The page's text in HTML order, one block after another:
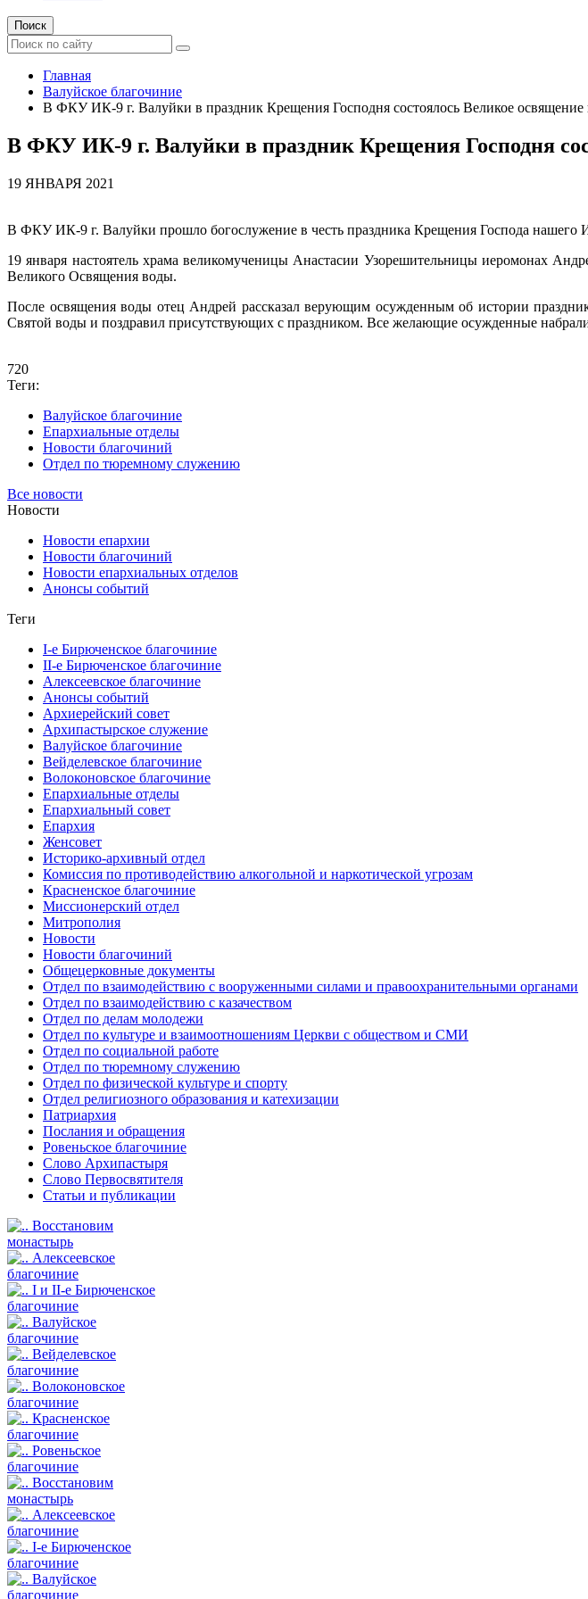
Поиск
Главная
Валуйское благочиние
В ФКУ ИК-9 г. Валуйки в праздник Крещения Господня состоялось Великое освящение
В ФКУ ИК-9 г. Валуйки в праздник Крещения Господня
19 ЯНВАРЯ 2021
В ФКУ ИК-9 г. Валуйки прошло богослужение в честь праздника Крещения Господа нашего
19 января настоятель храма великомученицы Анастасии Узорешительницы иеромонах
Великого Освящения воды.
После освящения воды отец Андрей рассказал верующим осужденным об истории
Святой воды и поздравил присутствующих с праздником. Все желающие осужденные
720
Теги:
Валуйское благочиние
Епархиальные отделы
Новости благочиний
Отдел по тюремному служению
Все новости
Новости
Новости епархии
Новости благочиний
Новости епархиальных отделов
Анонсы событий
Теги
I-е Бирюченское благочиние
II-е Бирюченское благочиние
Алексеевское благочиние
Анонсы событий
Архиерейский совет
Архипастырское служение
Валуйское благочиние
Вейделевское благочиние
Волоконовское благочиние
Епархиальные отделы
Епархиальный совет
Епархия
Женсовет
Историко-архивный отдел
Комиссия по противодействию алкогольной и наркотической угрозам
Красненское благочиние
Миссионерский отдел
Митрополия
Новости
Новости благочиний
Общецерковные документы
Отдел по взаимодействию с вооруженными силами и правоохранительными органами
Отдел по взаимодействию с казачеством
Отдел по делам молодежи
Отдел по культуре и взаимоотношениям Церкви с обществом и СМИ
Отдел по социальной работе
Отдел по тюремному служению
Отдел по физической культуре и спорту
Отдел религиозного образования и катехизации
Патриархия
Послания и обращения
Ровеньское благочиние
Слово Архипастыря
Слово Первосвятителя
Статьи и публикации
Восстановим
монастырь
Алексеевское
благочиние
I и II-е Бирюченское
благочиние
Валуйское
благочиние
Вейделевское
благочиние
Волоконовское
благочиние
Красненское
благочиние
Ровеньское
благочиние
Восстановим
монастырь
Алексеевское
благочиние
I-е Бирюченское
благочиние
Валуйское
благочиние